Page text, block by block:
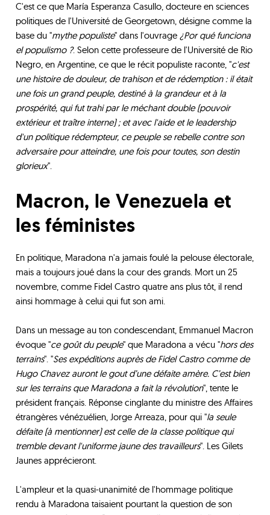
C'est ce que María Esperanza Casullo, docteure en sciences
politiques de l'Université de Georgetown, désigne comme la
base du "mythe populiste" dans l'ouvrage ¿Por qué funciona
el populismo ?. Selon cette professeure de l'Université de Rio
Negro, en Argentine, ce que le récit populiste raconte, "c'est
une histoire de douleur, de trahison et de rédemption : il était
une fois un grand peuple, destiné à la grandeur et à la
prospérité, qui fut trahi par le méchant double (pouvoir
extérieur et traître interne) ; et avec l'aide et le leadership
d'un politique rédempteur, ce peuple se rebelle contre son
adversaire pour atteindre, une fois pour toutes, son destin
glorieux".
Macron, le Venezuela et
les féministes
En politique, Maradona n'a jamais foulé la pelouse électorale,
mais a toujours joué dans la cour des grands. Mort un 25
novembre, comme Fidel Castro quatre ans plus tôt, il rend
ainsi hommage à celui qui fut son ami.
Dans un message au ton condescendant, Emmanuel Macron
évoque "ce goût du peuple" que Maradona a vécu "hors des
terrains". "Ses expéditions auprès de Fidel Castro comme de
Hugo Chavez auront le gout d’une défaite amère. C’est bien
sur les terrains que Maradona a fait la révolution", tente le
président français. Réponse cinglante du ministre des Affaires
étrangères vénézuélien, Jorge Arreaza, pour qui "la seule
défaite (à mentionner) est celle de la classe politique qui
tremble devant l'uniforme jaune des travailleurs". Les Gilets
Jaunes apprécieront.
L'ampleur et la quasi-unanimité de l'hommage politique
rendu à Maradona taisaient pourtant la question de son